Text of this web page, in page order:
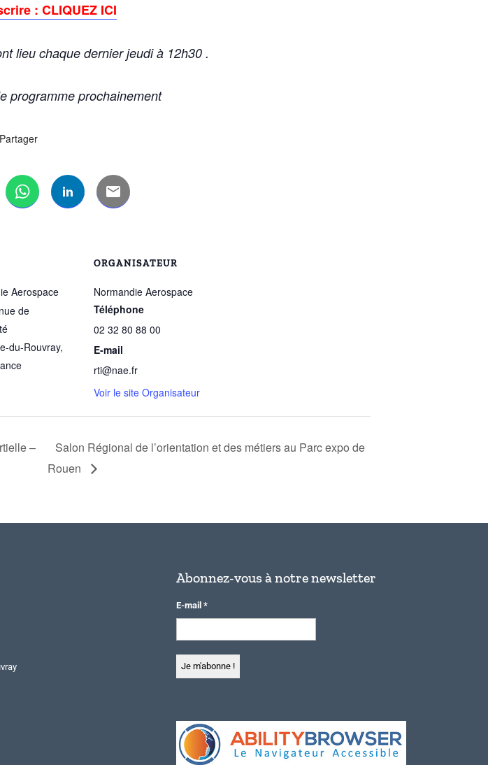
: CLIQUEZ ICI
lieu chaque dernier jeudi à 12h30 .
programme prochainement
Partager
Aerospace
de
du-Rouvray,
ORGANISATEUR
Normandie Aerospace
Téléphone
02 32 80 88 00
E-mail
rti@nae.fr
Voir le site Organisateur
–
Salon Régional de l’orientation et des métiers au Parc expo de
Rouen
Abonnez-vous à notre newsletter
E-mail *